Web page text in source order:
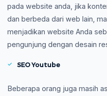
pada website anda, jika
dan berbeda dari web lain,
menjadikan website Anda
pengunjung dengan desain
SEO Youtube
Beberapa orang juga masih